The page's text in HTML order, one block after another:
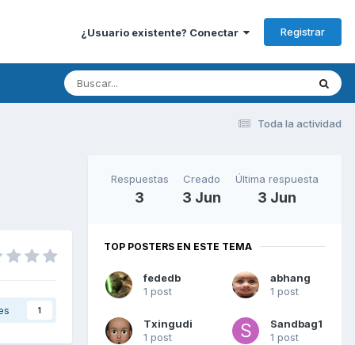
¿Usuario existente? Conectar Registrar
Toda la actividad
1
Respuestas
3
Creado
3 Jun
Última respuesta
3 Jun
TOP POSTERS EN ESTE TEMA
fededb
1 post
abhang
1 post
Txingudi
1 post
Sandbag1
1 post